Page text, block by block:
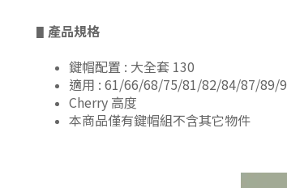
▋ 產品規格
鍵帽配置 : 大全套 130
適用 : 61/66/68/75/81/82/84/87/89/
Cherry 高度
本商品僅有鍵帽組不含其它物件